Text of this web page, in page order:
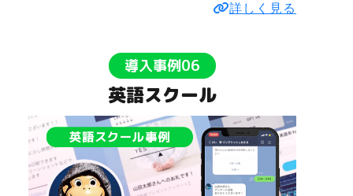
詳しく見る
導入事例06
英語スクール